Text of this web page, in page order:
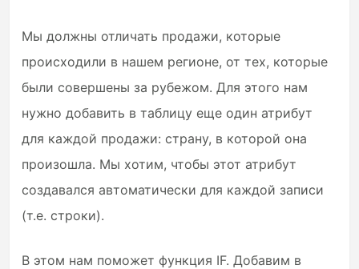
Мы должны отличать продажи, которые
происходили в нашем регионе, от тех, которые
были совершены за рубежом. Для этого нам
нужно добавить в таблицу еще один атрибут
для каждой продажи: страну, в которой она
произошла. Мы хотим, чтобы этот атрибут
создавался автоматически для каждой записи
(т.е. строки).
В этом нам поможет функция IF. Добавим в